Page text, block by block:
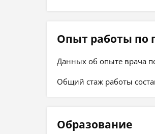
Опыт работы по
Данных об опыте врача
Общий стаж работы
Образование